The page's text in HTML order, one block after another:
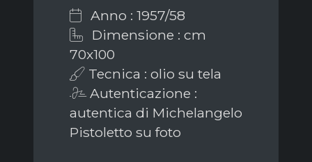
Anno : 1957/58
Dimensione : cm
70x100
Tecnica : olio su tela
Autenticazione :
autentica di Michelangelo
Pistoletto su foto